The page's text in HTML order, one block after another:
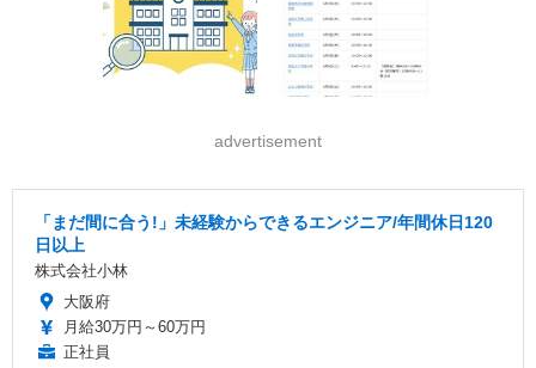
advertisement
「まだ間に合う!」未経験からできるエンジニア/年間休日120
日以上
株式会社小林
大阪府
月給30万円～60万円
正社員